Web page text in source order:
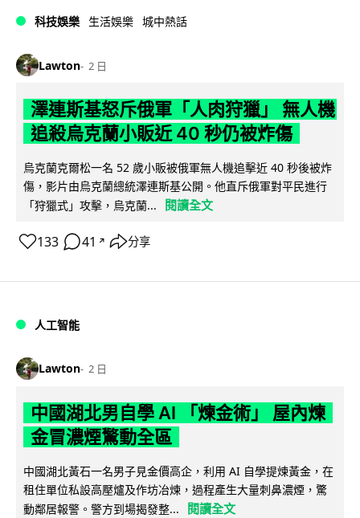
科技娛樂 生活娛樂 城中熱話
Lawton 2 日
澤連斯基怒斥俄軍「人肉狩獵」 無人機
追殺烏克蘭小販近 40 秒仍被炸傷
烏克蘭克爾松一名 52 歲小販被俄軍無人機追擊近 40 秒後被炸
傷，影片由烏克蘭總統澤連斯基公開。他直斥俄軍對平民進行
「狩獵式」攻擊，烏克蘭...
閱讀全文
133 41 ↗ 分享
人工智能
Lawton 2 日
中國湖北男自學 AI 「煉金術」 屋內煉
金冒濃煙驚動全區
中國湖北黃石一名男子見金價高企，利用 AI 自學提煉黃金，在
租住單位私設高壓爐及作坊冶煉，過程產生大量刺鼻濃煙，驚
動鄰居報警。警方到場揭發整...
閱讀全文